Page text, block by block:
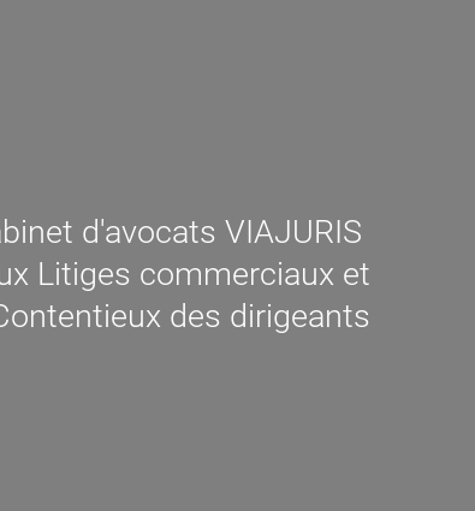
d'avocats VIAJURIS
Litiges commerciaux et
des dirigeants